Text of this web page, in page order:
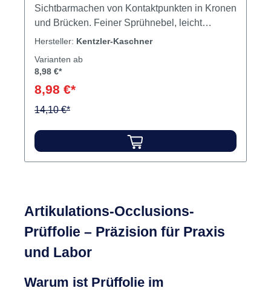
Sichtbarmachen von Kontaktpunkten in Kronen
und Brücken. Feiner Sprühnebel, leicht
abwaschbar. Höchste Deckkraft bei geringem
Hersteller: Kentzler-Kaschner
Varianten ab
8,98 €*
8,98 €*
14,10 €*
Artikulations-Occlusions-
Prüffolie – Präzision für Praxis
und Labor
Warum ist Prüffolie im